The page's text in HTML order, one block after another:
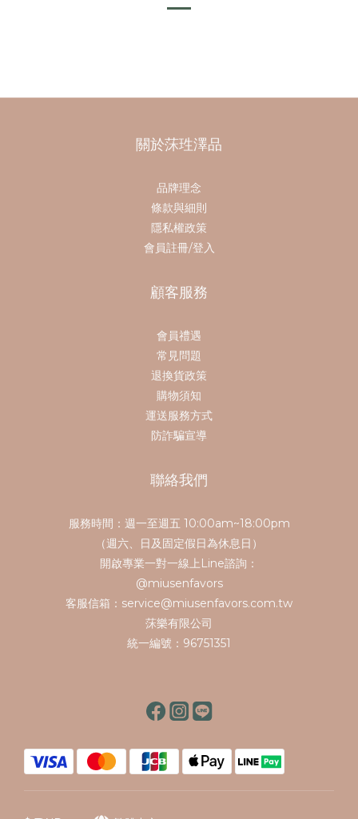
關於莯珄澤品
品牌理念
條款與細則
隱私權政策
會員註冊/登入
顧客服務
會員禮遇
常見問題
退換貨政策
購物須知
運送服務方式
防詐騙宣導
聯絡我們
服務時間：週一至週五 10:00am~18:00pm
（週六、日及固定假日為休息日）
開啟專業一對一線上Line諮詢：
@miusenfavors
客服信箱：service@miusenfavors.com.tw
莯樂有限公司
統一編號：96751351